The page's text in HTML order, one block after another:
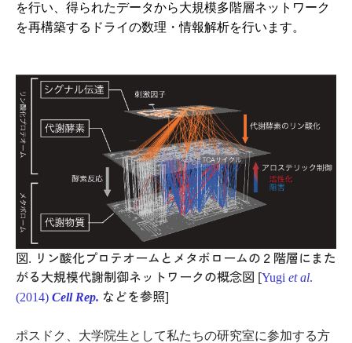
お問合せ
サイトポリシー
ENGLISH
国立研究開発法人 理化学研究所
生命医科学研究センター
〒230-0045 神奈川県横浜市鶴見区末広町1丁目7番22号
理化学研究所（本所）
理化学研究所 横浜事業所
を行い、得られたデータから大規模多階層ネットワーク
を再構築するドライの数理・情報解析を行います。
図. リン酸化プロテオームとメタボロームの２階層にまた
がる大規模代謝制御ネットワークの概念図 [Yugi et al.
(2014) Cell Rep. などを参照]
ポスドク、大学院生として私たちの研究室に参加する方